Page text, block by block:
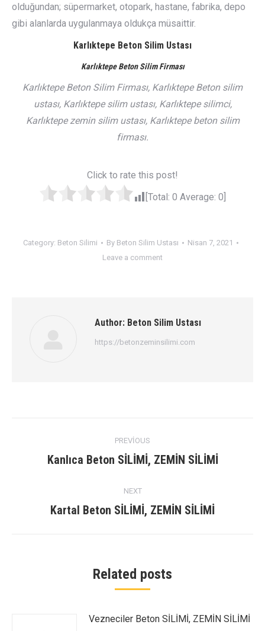
olduğundan; süpermarket, otopark, hastane, fabrika, depo
gibi alanlarda uygulanmaya oldukça müsaittir.
Karlıktepe Beton Silim Ustası
Karlıktepe Beton Silim Firması
Karlıktepe Beton Silim Firması, Karlıktepe Beton silim
ustası, Karlıktepe silim ustası, Karlıktepe silimci,
Karlıktepe zemin silim ustası, Karlıktepe beton silim
firması.
Click to rate this post!
[Total: 0 Average: 0
Category: Beton Silimi By Beton Silim Ustası
Nisan 7, 2021
Leave a comment
Author: Beton Silim Ustası
https://betonzeminsilimi.com
navigation
PREVIOUS
Previous
Kanlıca Beton SİLİMİ, ZEMİN SİLİMİ
NEXT
Next
Kartal Beton SİLİMİ, ZEMİN SİLİMİ
Related posts
Vezneciler Beton SİLİMİ, ZEMİN SİLİMİ